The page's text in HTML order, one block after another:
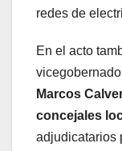
redes de
En el acto
Marcos
concejales
adjudicatarios